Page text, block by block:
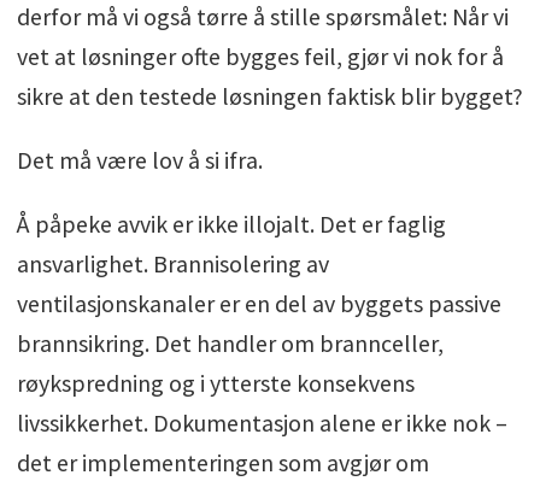
derfor må vi også tørre å stille spørsmålet: Når vi
vet at løsninger ofte bygges feil, gjør vi nok for å
sikre at den testede løsningen faktisk blir bygget?
Det må være lov å si ifra.
Å påpeke avvik er ikke illojalt. Det er faglig
ansvarlighet. Brannisolering av
ventilasjonskanaler er en del av byggets passive
brannsikring. Det handler om brannceller,
røykspredning og i ytterste konsekvens
livssikkerhet. Dokumentasjon alene er ikke nok –
det er implementeringen som avgjør om